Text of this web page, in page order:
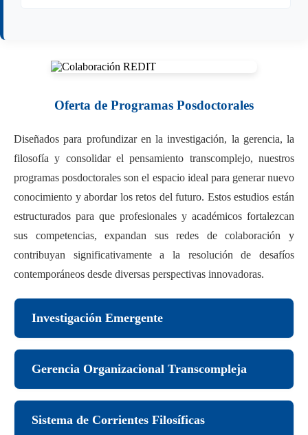
Oferta de Programas Posdoctorales
Diseñados para profundizar en la investigación, la gerencia, la
filosofía y consolidar el pensamiento transcomplejo, nuestros
programas posdoctorales son el espacio ideal para generar nuevo
conocimiento y abordar los retos del futuro. Estos estudios están
estructurados para que profesionales y académicos fortalezcan
sus competencias, expandan sus redes de colaboración y
contribuyan significativamente a la resolución de desafíos
contemporáneos desde diversas perspectivas innovadoras.
Investigación Emergente
Gerencia Organizacional Transcompleja
Sistema de Corrientes Filosíficas